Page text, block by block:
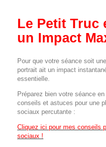
Le Petit Truc
un Impact
Pour que votre séance soit
portrait ait un impact
essentielle.
Préparez bien votre séance
conseils et astuces pour une
sociaux percutante :
Cliquez ici pour mes conseils
sociaux !